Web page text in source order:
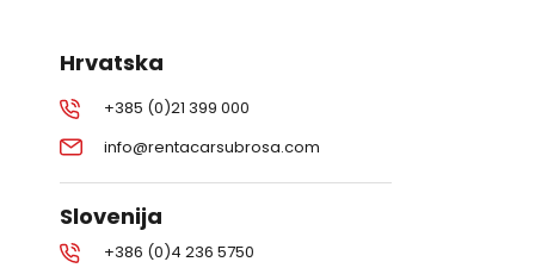
Hrvatska
+385 (0)21 399 000
info@rentacarsubrosa.com
Slovenija
+386 (0)4 236 5750